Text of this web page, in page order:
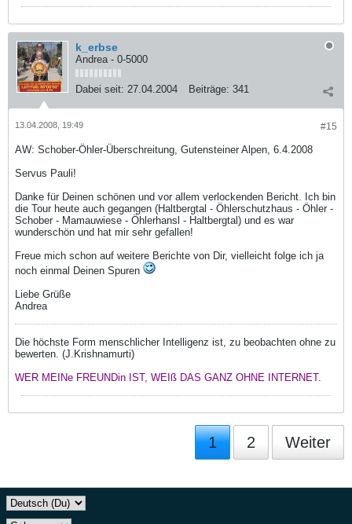
k_erbse
Andrea - 0-5000
Dabei seit: 27.04.2004 Beiträge: 341
#15
13.04.2008, 19:49
AW: Schober-Öhler-Überschreitung, Gutensteiner Alpen, 6.4.2008
Servus Pauli!
Danke für Deinen schönen und vor allem verlockenden Bericht. Ich bin
die Tour heute auch gegangen (Haltbergtal - Öhlerschutzhaus - Öhler -
Schober - Mamauwiese - Öhlerhansl - Haltbergtal) und es war
wunderschön und hat mir sehr gefallen!
Freue mich schon auf weitere Berichte von Dir, vielleicht folge ich ja
noch einmal Deinen Spuren
Liebe Grüße
Andrea
Die höchste Form menschlicher Intelligenz ist, zu beobachten ohne zu
bewerten. (J.Krishnamurti)
WER MEINe FREUNDin IST, WEIß DAS GANZ OHNE INTERNET.
1 2 Weiter